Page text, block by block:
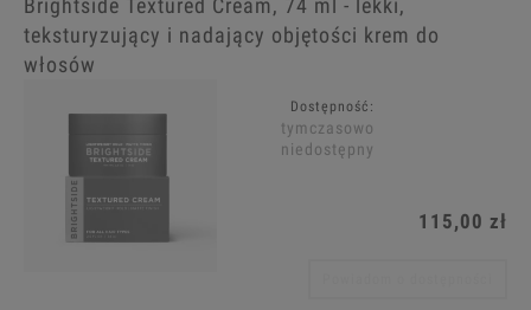
Brightside Textured Cream, 74 ml - lekki,
teksturyzujący i nadający objętości krem do
włosów
Dostępność:
tymczasowo
niedostępny
115,00 zł